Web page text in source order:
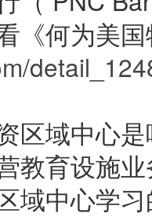
《何为美
区域中心
教育设施
域中心学